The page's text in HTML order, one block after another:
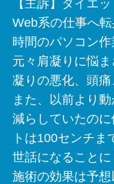
【主訴】ダイエ
Web系の仕事へ
時間のパソコン作
元々肩凝りに悩
凝りの悪化、頭痛
また、以前より
減らしていたの
トは100センチ
世話になることに
施術の効果は予